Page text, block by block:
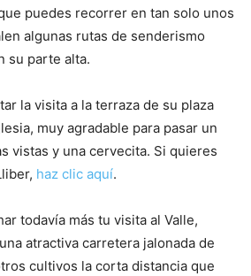
puedes recorrer en tan solo unos
algunas rutas de senderismo
su parte alta.
la visita a la terraza de su plaza
muy agradable para pasar un
vistas y una cervecita. Si quieres
haz clic aquí.
todavía más tu visita al Valle,
atractiva carretera jalonada de
cultivos la corta distancia que